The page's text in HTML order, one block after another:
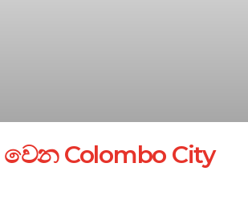
Colombo City